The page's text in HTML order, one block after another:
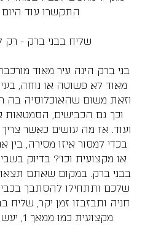
התקשרו עוד היום
שליח בבני ברק - רק
בני ברק הינה עיר מאוד
מאוד לא פשוטה או נוחה,
וזאת משום שהאוכלוסיה בה
וכך גם הכבישים, הסמטאות
ועוד. אז מה עושים כאשר
בכדי למסור איזו מסירה,
או מקצועית וכו'? בדיוק
בבני ברק. במקום שאתם
שלכם ותתחילו להסתבך
חניה ותבזבזו זמן יקר, שליח